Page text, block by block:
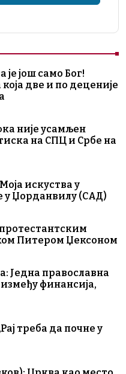
још само Бог!
две и по деценије
није усамљен
на СПЦ и Србе на
искуства у
у Џорданвилу (САД)
Питером Џексоном
Једна православна
финансија,
треба да почне у